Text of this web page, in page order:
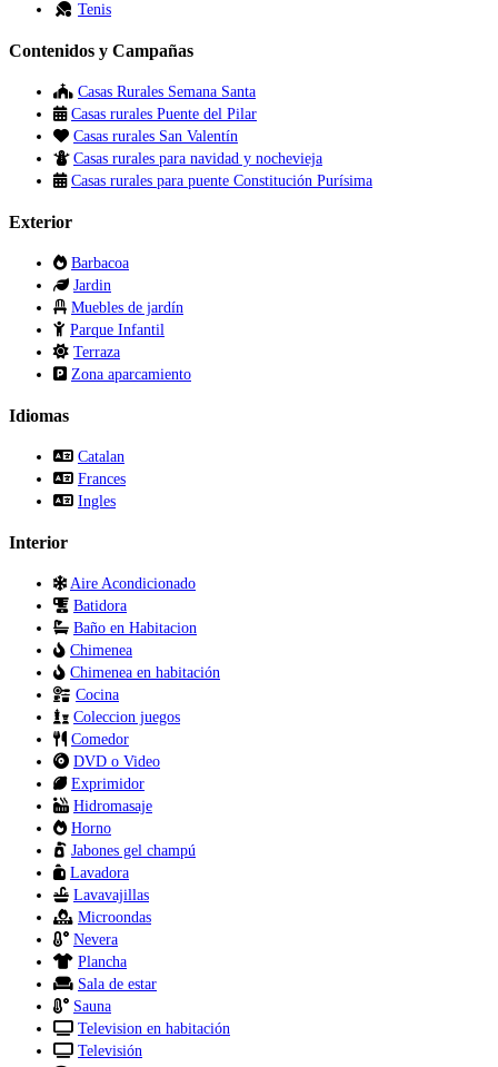
Tenis
Contenidos y Campañas
Casas Rurales Semana Santa
Casas rurales Puente del Pilar
Casas rurales San Valentín
Casas rurales para navidad y nochevieja
Casas rurales para puente Constitución Purísima
Exterior
Barbacoa
Jardin
Muebles de jardín
Parque Infantil
Terraza
Zona aparcamiento
Idiomas
Catalan
Frances
Ingles
Interior
Aire Acondicionado
Batidora
Baño en Habitacion
Chimenea
Chimenea en habitación
Cocina
Coleccion juegos
Comedor
DVD o Video
Exprimidor
Hidromasaje
Horno
Jabones gel champú
Lavadora
Lavavajillas
Microondas
Nevera
Plancha
Sala de estar
Sauna
Television en habitación
Televisión